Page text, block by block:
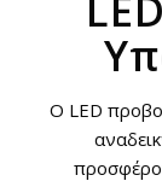
Ο LED